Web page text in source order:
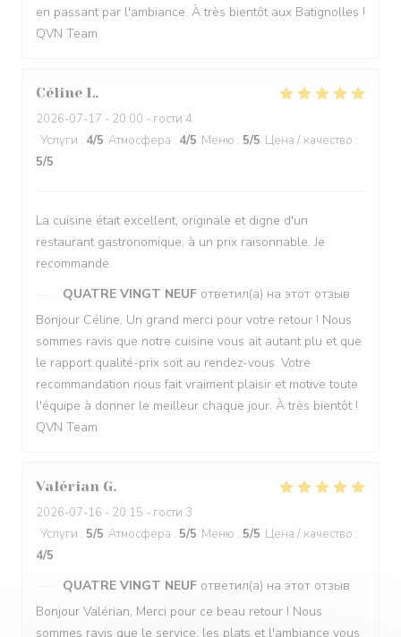
en passant par l'ambiance. À très bientôt aux Batignolles !
QVN Team
Céline L
2026-07-17 - 20:00 - гости 4
Услуги : 4/5 Атмосфера : 4/5 Меню : 5/5 Цена / качество :
5/5
La cuisine était excellent, originale et digne d'un
restaurant gastronomique, à un prix raisonnable. Je
recommande.
QUATRE VINGT NEUF ответил(а) на этот отзыв
Bonjour Céline, Un grand merci pour votre retour ! Nous
sommes ravis que notre cuisine vous ait autant plu et que
le rapport qualité-prix soit au rendez-vous. Votre
recommandation nous fait vraiment plaisir et motive toute
l'équipe à donner le meilleur chaque jour. À très bientôt !
QVN Team
Valérian G
2026-07-16 - 20:15 - гости 3
Услуги : 5/5 Атмосфера : 5/5 Меню : 5/5 Цена / качество :
4/5
QUATRE VINGT NEUF ответил(а) на этот отзыв
Bonjour Valérian, Merci pour ce beau retour ! Nous
sommes ravis que le service, les plats et l'ambiance vous